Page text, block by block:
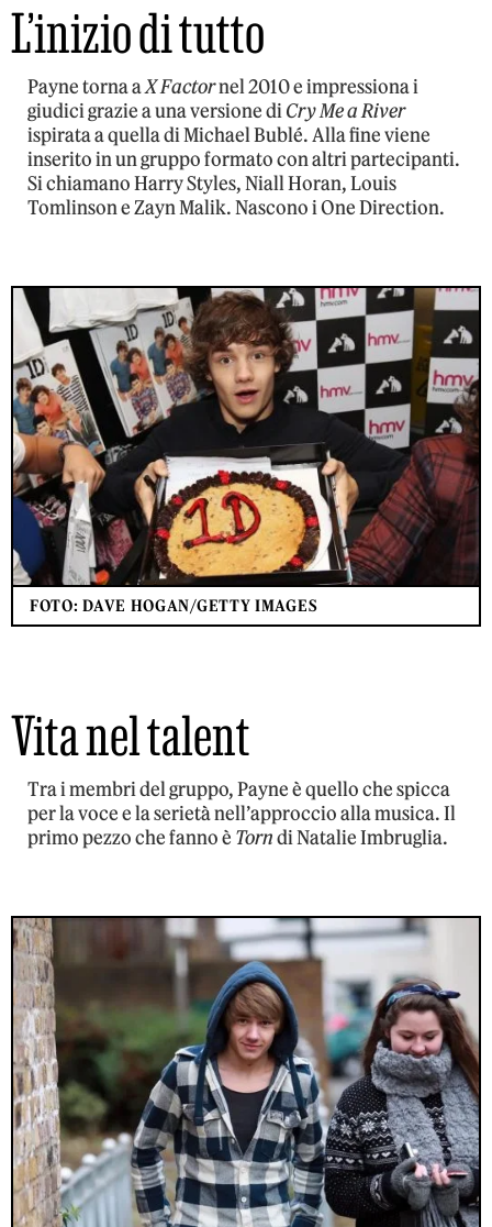
L’inizio di tutto
Payne torna aX Factornel 2010 e impressiona i
giudici grazie a una versione diCry Me a River
ispirata a quella di Michael Bublé. Alla fine viene
inserito in un gruppo formato con altri partecipanti.
Si chiamano Harry Styles, Niall Horan, Louis
Tomlinson e Zayn Malik. Nascono i One Direction.
FOTO: DAVE HOGAN/GETTY IMAGES
Vita nel talent
Tra i membri del gruppo, Payne è quello che spicca
per la voce e la serietà nell’approccio alla musica. Il
primo pezzo che fanno è Torndi Natalie Imbruglia.